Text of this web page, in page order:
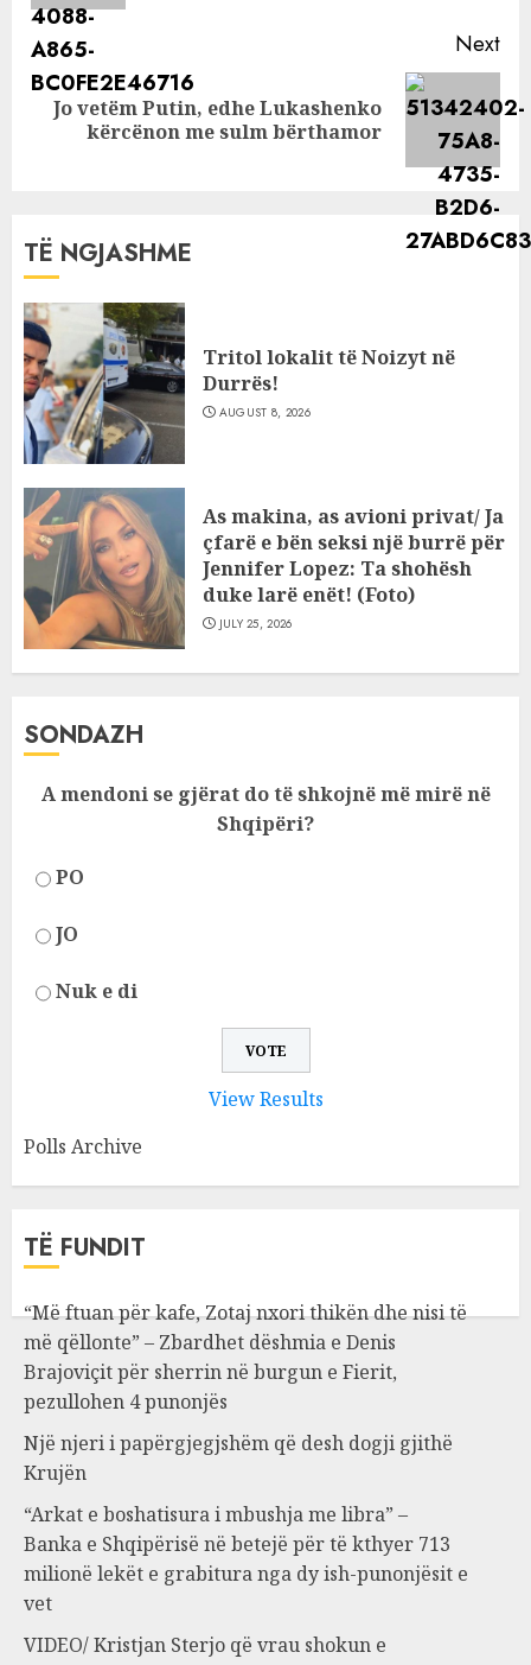
Next
Next
Jo vetëm Putin, edhe Lukashenko
kërcënon me sulm bërthamor
TË NGJASHME
Tritol lokalit të Noizyt në
Durrës!
AUGUST 8, 2026
As makina, as avioni privat/ Ja
çfarë e bën seksi një burrë për
Jennifer Lopez: Ta shohësh
duke larë enët! (Foto)
JULY 25, 2026
SONDAZH
A mendoni se gjërat do të shkojnë më mirë në
Shqipëri?
PO
JO
Nuk e di
View Results
Polls Archive
TË FUNDIT
“Më ftuan për kafe, Zotaj nxori thikën dhe nisi të
më qëllonte” – Zbardhet dëshmia e Denis
Brajoviçit për sherrin në burgun e Fierit,
pezullohen 4 punonjës
Një njeri i papërgjegjshëm që desh dogji gjithë
Krujën
“Arkat e boshatisura i mbushja me libra” –
Banka e Shqipërisë në betejë për të kthyer 713
milionë lekët e grabitura nga dy ish-punonjësit e
vet
VIDEO/ Kristjan Sterjo që vrau shokun e